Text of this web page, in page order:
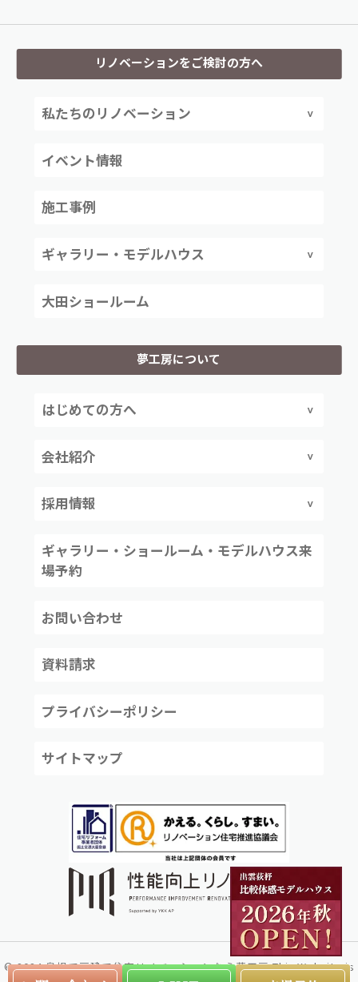
リノベーションをご検討の方へ
私たちのリノベーション
イベント情報
施工事例
ギャラリー・モデルハウス
大田ショールーム
夢工房について
はじめての方へ
会社紹介
採用情報
ギャラリー・ショールーム・モデルハウス来
場予約
お問い合わせ
資料請求
プライバシーポリシー
サイトマップ
©2024 島根で戸建て住宅リノベーションなら夢工房 This Website is